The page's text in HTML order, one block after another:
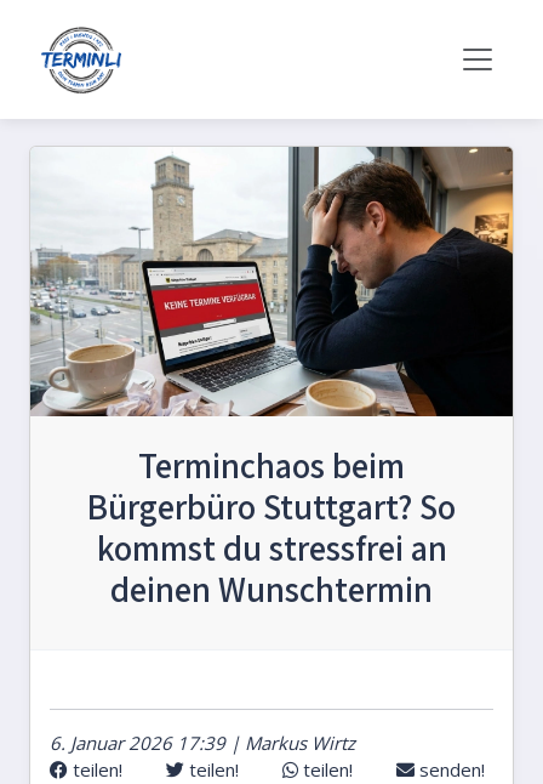
Terminchaos beim
Bürgerbüro Stuttgart? So
kommst du stressfrei an
deinen Wunschtermin
6. Januar 2026 17:39 | Markus Wirtz
teilen!
teilen! teilen! senden!